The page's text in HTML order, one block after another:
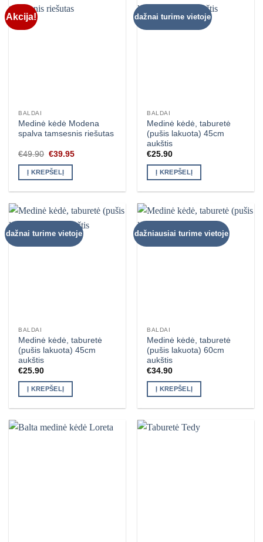
Akcija!
BALDAI
Medinė kėdė Modena
spalva tamsesnis riešutas
€49.90 Original
was:
€49.90.
€39.95Current
Į KREPŠELĮ
dažnai turime vietoje
BALDAI
Medinė kėdė, taburetė
(pušis lakuota) 45cm
aukštis
€25.90
Į KREPŠELĮ
dažnai turime vietoje
BALDAI
Medinė kėdė, taburetė
(pušis lakuota) 45cm
aukštis
€25.90
Į KREPŠELĮ
dažniausiai turime vietoje
BALDAI
Medinė kėdė, taburetė
(pušis lakuota) 60cm
aukštis
€34.90
Į KREPŠELĮ